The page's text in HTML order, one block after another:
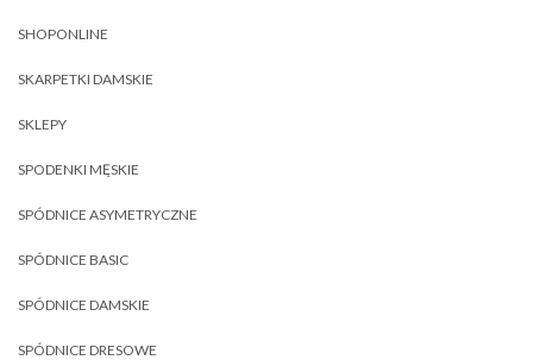
SHOPONLINE
SKARPETKI DAMSKIE
SKLEPY
SPODENKI MĘSKIE
SPÓDNICE ASYMETRYCZNE
SPÓDNICE BASIC
SPÓDNICE DAMSKIE
SPÓDNICE DRESOWE